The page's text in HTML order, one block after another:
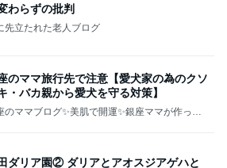
ダリア園② ダリアとアオスジアゲハと
ラと歩く、日本の風景スナップ紀行
もっと見る
ックス 23時間前